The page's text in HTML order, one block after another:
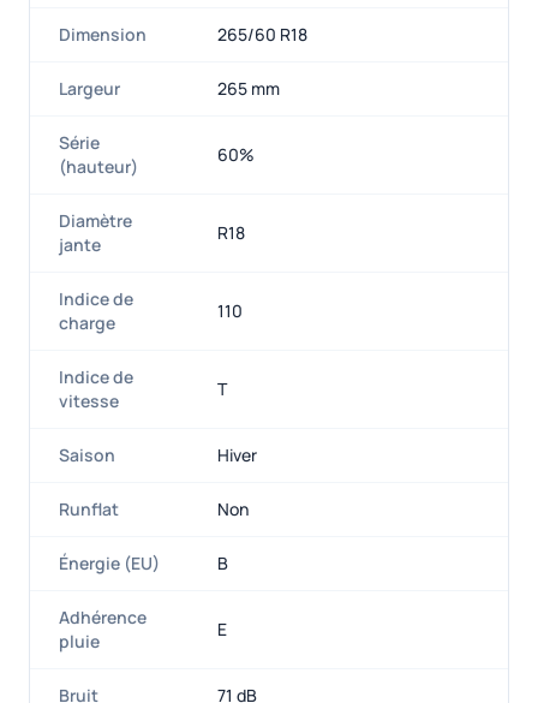
Dimension 265/60 R18
Largeur 265 mm
Série
(hauteur)
60%
Diamètre
jante
R18
Indice de
charge
110
Indice de
vitesse
T
Saison Hiver
Runflat Non
Énergie (EU) B
Adhérence
pluie
E
Bruit 71 dB